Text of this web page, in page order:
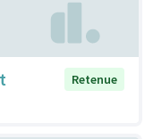
Retenue